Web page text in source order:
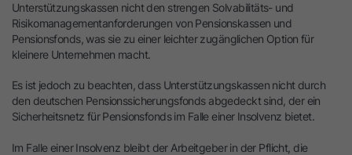
Unterstützungskassen nicht den strengen Solvabilitäts- und
Risikomanagementanforderungen von Pensionskassen und
Pensionsfonds, was sie zu einer leichter zugänglichen Option für
kleinere Unternehmen macht.
Es ist jedoch zu beachten, dass Unterstützungskassen nicht durch
den deutschen Pensionssicherungsfonds abgedeckt sind, der ein
Sicherheitsnetz für Pensionsfonds im Falle einer Insolvenz bietet.
Im Falle einer Insolvenz bleibt der Arbeitgeber in der Pflicht, die